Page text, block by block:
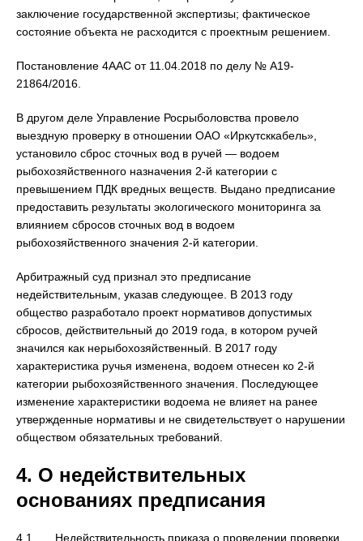
заключение государственной экспертизы; фактическое
состояние объекта не расходится с проектным решением.
Постановление 4ААС от 11.04.2018 по делу № А19-
21864/2016.
В другом деле Управление Росрыболовства провело
выездную проверку в отношении ОАО «Иркутсккабель»,
установило сброс сточных вод в ручей — водоем
рыбохозяйственного назначения 2-й категории с
превышением ПДК вредных веществ. Выдано предписание
предоставить результаты экологического мониторинга за
влиянием сбросов сточных вод в водоем
рыбохозяйственного значения 2-й категории.
Арбитражный суд признал это предписание
недействительным, указав следующее. В 2013 году
общество разработало проект нормативов допустимых
сбросов, действительный до 2019 года, в котором ручей
значился как нерыбохозяйственный. В 2017 году
характеристика ручья изменена, водоем отнесен ко 2-й
категории рыбохозяйственного значения. Последующее
изменение характеристики водоема не влияет на ранее
утвержденные нормативы и не свидетельствует о нарушении
обществом обязательных требований.
4. О недействительных
основаниях предписания
4.1. Недействительность приказа о проведении проверки